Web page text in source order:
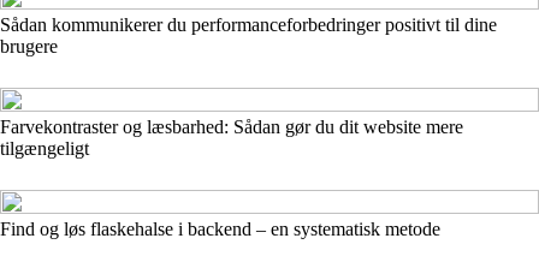
Sådan kommunikerer du performanceforbedringer positivt til dine
brugere
Farvekontraster og læsbarhed: Sådan gør du dit website mere
tilgængeligt
Find og løs flaskehalse i backend – en systematisk metode